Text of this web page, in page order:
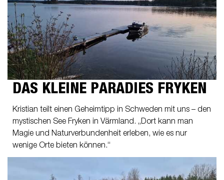
DAS KLEINE PARADIES FRYKEN
Kristian teilt einen Geheimtipp in Schweden mit uns – den
mystischen See Fryken in Värmland. „Dort kann man
Magie und Naturverbundenheit erleben, wie es nur
wenige Orte bieten können.“